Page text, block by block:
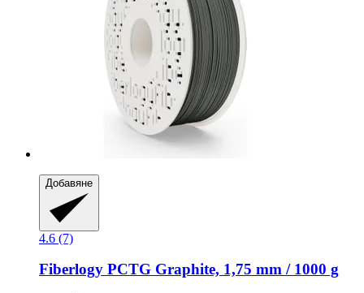
Добавяне
4.6 (7)
Fiberlogy PCTG Graphite, 1,75 mm / 1000 g